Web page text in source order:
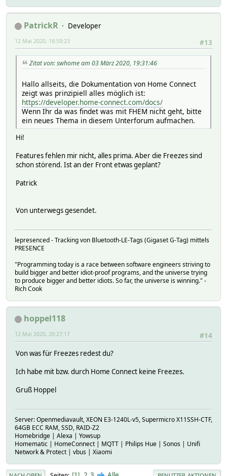
PatrickR
Developer
#13
12 Mai 2020, 18:59:23
Zitat von: swhome am 03 März 2020, 19:31:46
Hallo allseits, die Dokumentation von Home Connect
zeigt was prinzipiell alles möglich ist:
https://developer.home-connect.com/docs/
Wenn Ihr da was findet was mit FHEM nicht geht, bitte
ein neues Thema in diesem Unterforum aufmachen.
Hi!
Features fehlen mir nicht, alles prima. Aber die Freezes sind
schon störend. Ist an der Front etwas geplant?
Patrick
Von unterwegs gesendet.
lepresenced - Tracking von Bluetooth-LE-Tags (Gigaset G-Tag) mittels
PRESENCE
"Programming today is a race between software engineers striving to
build bigger and better idiot-proof programs, and the universe trying
to produce bigger and better idiots. So far, the universe is winning." -
Rich Cook
hoppel118
#14
12 Mai 2020, 20:27:17
Von was für Freezes redest du?
Ich habe mit bzw. durch Home Connect keine Freezes.
Gruß Hoppel
Server: Openmediavault, XEON E3-1240L-v5, Supermicro X11SSH-CTF,
64GB ECC RAM, SSD, RAID-Z2
Homebridge | Alexa | Yowsup
Homematic | HomeConnect | MQTT | Philips Hue | Sonos | Unifi
Network & Protect | vbus | Xiaomi